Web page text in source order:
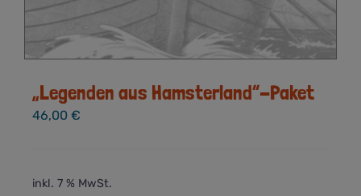
„Legenden aus Hamsterland“-Paket
46,00 €
inkl. 7 % MwSt.